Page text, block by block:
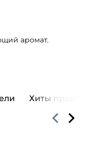
аромат.
Хиты продаж